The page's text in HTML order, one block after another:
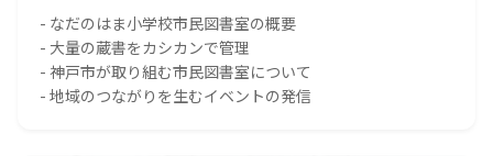
- なだのはま小学校市民図書室の概要
- 大量の蔵書をカシカンで管理
- 神戸市が取り組む市民図書室について
- 地域のつながりを生むイベントの発信